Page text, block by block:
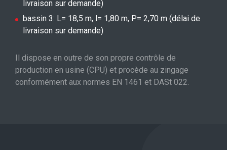
livraison sur demande)
bassin 3: L= 18,5 m, l= 1,80 m, P= 2,70 m (délai de
livraison sur demande)
Il dispose en outre de son propre contrôle de
production en usine (CPU) et procède au zingage
conformément aux normes EN 1461 et DASt 022.